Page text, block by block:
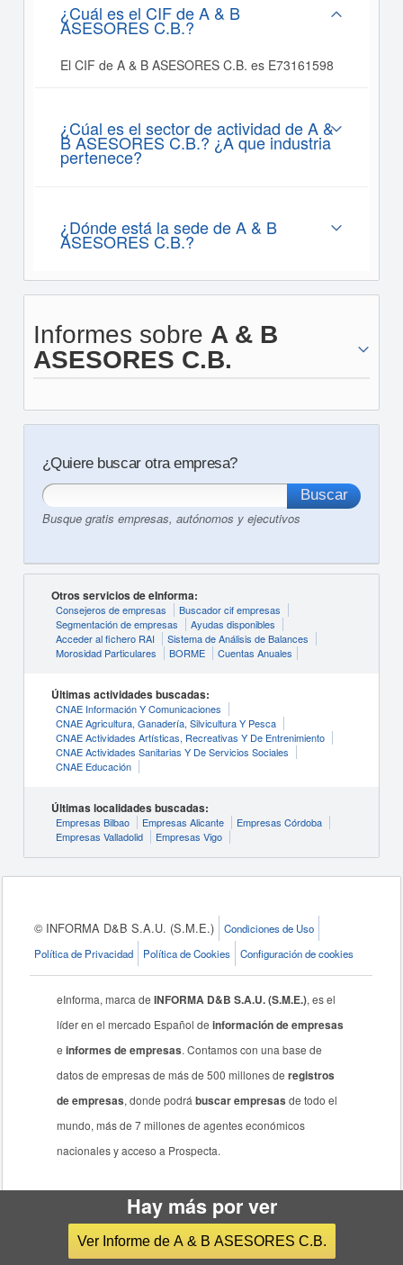
¿Cuál es el CIF de A & B
ASESORES C.B.?
El CIF de A & B ASESORES C.B. es E73161598
¿Cúal es el sector de actividad de A &
B ASESORES C.B.? ¿A que industria
pertenece?
¿Dónde está la sede de A & B
ASESORES C.B.?
Informes sobre A & B
ASESORES C.B.
¿Quiere buscar otra empresa?
Busque gratis empresas, autónomos y ejecutivos
Otros servicios de eInforma:
Consejeros de empresas
Buscador cif empresas
Segmentación de empresas
Ayudas disponibles
Acceder al fichero RAI
Sistema de Análisis de Balances
Morosidad Particulares
BORME Cuentas Anuales
Últimas actividades buscadas:
CNAE Información Y Comunicaciones
CNAE Agricultura, Ganadería, Silvicultura Y Pesca
CNAE Actividades Artísticas, Recreativas Y De Entrenimiento
CNAE Actividades Sanitarias Y De Servicios Sociales
CNAE Educación
Últimas localidades buscadas:
Empresas Bilbao Empresas Alicante
Empresas Córdoba
Empresas Valladolid
Empresas Vigo
© INFORMA D&B S.A.U. (S.M.E.)
Condiciones de Uso
Política de Privacidad
Política de Cookies Configuración de cookies
eInforma, marca deINFORMA D&B S.A.U. (S.M.E.), es el
líder en el mercado Español deinformación de empresas
einformes de empresas. Contamos con una base de
datos de empresas de más de 500 millones deregistros
de empresas, donde podrábuscar empresas de todo el
mundo, más de 7 millones de agentes económicos
nacionales y acceso a Prospecta.
Hay más por ver
Ver Informe de A & B ASESORES C.B.